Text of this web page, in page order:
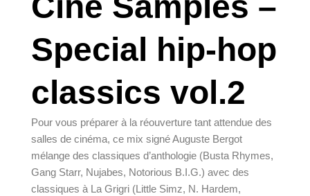
Special hip-hop
classics vol.2
Pour vous préparer à la réouverture tant attendue des
salles de cinéma, ce mix signé Auguste Bergot
mélange des classiques d’anthologie (Busta Rhymes,
Gang Starr, Nujabes, Notorious B.I.G.) avec des
classiques à La Grigri (Little Simz, N. Hardem,